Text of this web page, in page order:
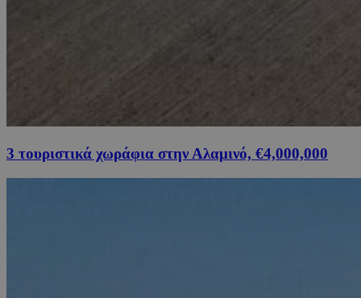
3 τουριστικά χωράφια στην Αλαμινό, €4,000,000